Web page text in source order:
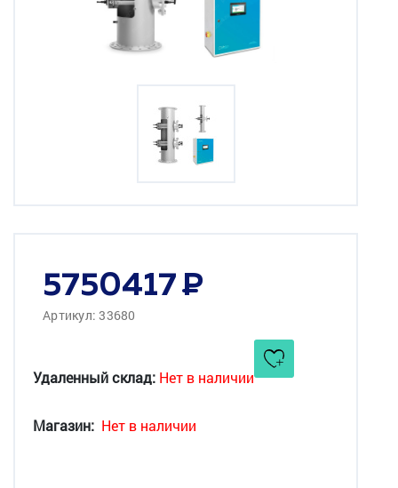
5750417
Артикул: 33680
Удаленный склад: Нет в наличии
Магазин: Нет в наличии